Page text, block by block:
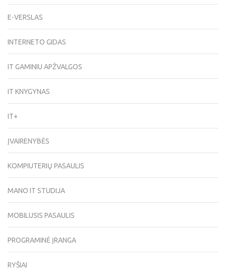
E-VERSLAS
INTERNETO GIDAS
IT GAMINIU APŽVALGOS
IT KNYGYNAS
IT+
ĮVAIRENYBĖS
KOMPIUTERIŲ PASAULIS
MANO IT STUDIJA
MOBILUSIS PASAULIS
PROGRAMINĖ ĮRANGA
RYŠIAI